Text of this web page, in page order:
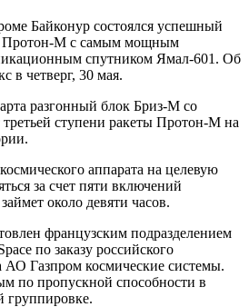
Байконур состоялся успешный
Протон-М с самым мощным
спутником Ямал-601. Об
в четверг, 30 мая.
разгонный блок Бриз-М со
третьей ступени ракеты Протон-М на
аппарата на целевую
за счет пяти включений
около девяти часов.
французским подразделением
по заказу российского
АО Газпром космические системы.
по пропускной способности в
группировке.